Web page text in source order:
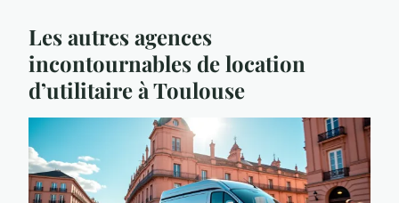
Les autres agences
incontournables de location
d’utilitaire à Toulouse